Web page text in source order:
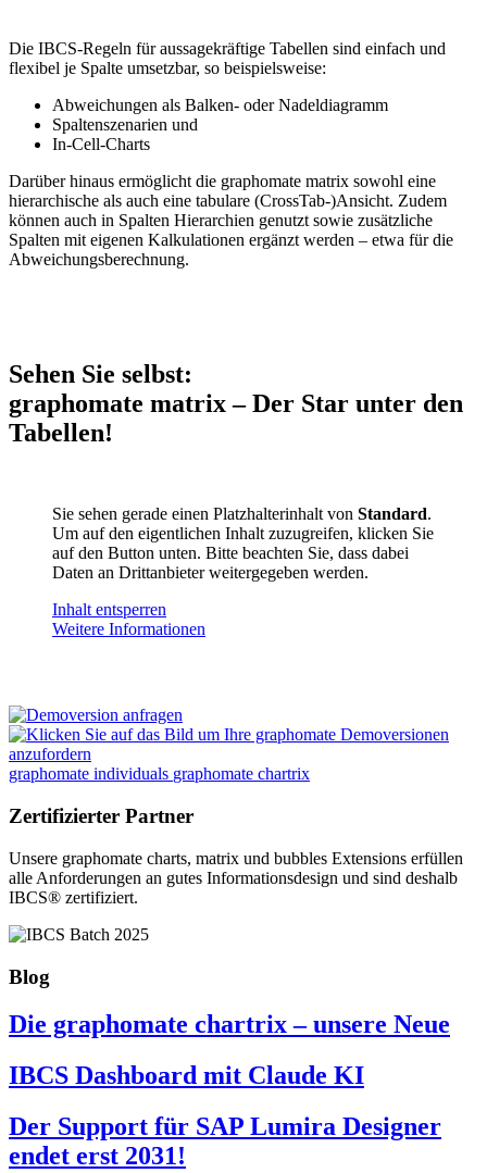
Die IBCS-Regeln für aussagekräftige Tabellen sind einfach und
flexibel je Spalte umsetzbar, so beispielsweise:
Abweichungen als Balken- oder Nadeldiagramm
Spaltenszenarien und
In-Cell-Charts
Darüber hinaus ermöglicht die graphomate matrix sowohl eine
hierarchische als auch eine tabulare (CrossTab-)Ansicht. Zudem
können auch in Spalten Hierarchien genutzt sowie zusätzliche
Spalten mit eigenen Kalkulationen ergänzt werden – etwa für die
Abweichungsberechnung.
Sehen Sie selbst:
graphomate matrix – Der Star unter den
Tabellen!
Sie sehen gerade einen Platzhalterinhalt von Standard.
Um auf den eigentlichen Inhalt zuzugreifen, klicken Sie
auf den Button unten. Bitte beachten Sie, dass dabei
Daten an Drittanbieter weitergegeben werden.
Inhalt entsperren
Weitere Informationen
graphomate individuals graphomate chartrix
Zertifizierter Partner
Unsere graphomate charts, matrix und bubbles Extensions erfüllen
alle Anforderungen an gutes Informa­tionsdesign und sind deshalb
IBCS® zertifiziert.
Blog
Die graphomate chartrix – unsere Neue
IBCS Dashboard mit Claude KI
Der Support für SAP Lumira Designer
endet erst 2031!